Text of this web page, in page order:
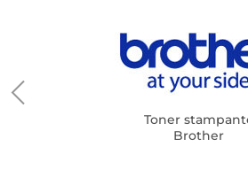
Toner
Brother